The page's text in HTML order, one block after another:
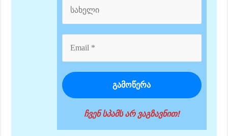
ჩვენ სპამს არ ვაგზავნით!